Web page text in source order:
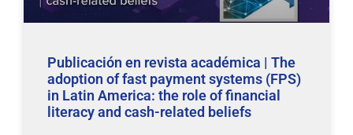
Publicación en revista académica | The
adoption of fast payment systems (FPS)
in Latin America: the role of financial
literacy and cash-related beliefs